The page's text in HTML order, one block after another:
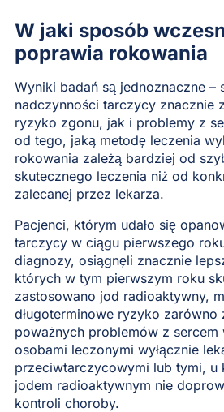
W jaki sposób
poprawia rokowania
Wyniki badań są jednoznaczne –
nadczynności tarczycy znacznie
ryzyko zgonu, jak i problemy z
od tego, jaką metodę leczenia
rokowania zależą bardziej od
skutecznego leczenia niż od
zalecanej przez lekarza.
Pacjenci, którym udało się
tarczycy w ciągu pierwszego
diagnozy, osiągnęli znacznie
których w tym pierwszym roku
zastosowano jod radioaktywny,
długoterminowe ryzyko zarówno
poważnych problemów z sercem
osobami leczonymi wyłącznie
przeciwtarczycowymi lub tymi, u
jodem radioaktywnym nie
kontroli choroby.